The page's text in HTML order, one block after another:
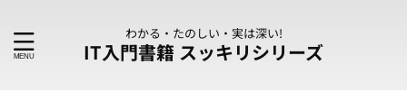
わかる・たのしい・実は深い!
IT入門書籍 スッキリシリーズ